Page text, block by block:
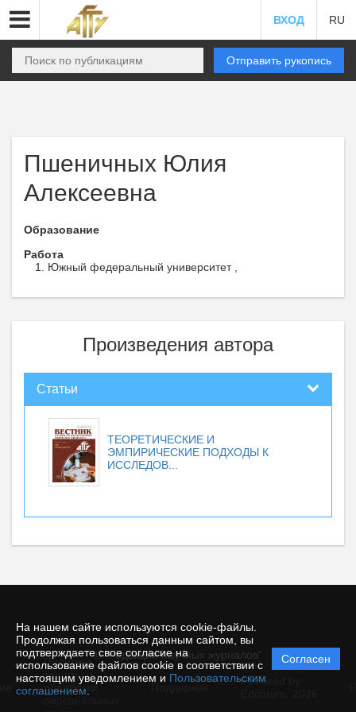
На нашем сайте используются cookie-файлы.
Продолжая пользоваться данным сайтом, вы
подтверждаете свое согласие на
использование файлов cookie в соответствии с
настоящим уведомлением и Пользовательским
соглашением
Согласен
ВХОД RU
Отправить рукопись
Пшеничных Юлия
Алексеевна
Образование
Работа
Южный федеральный университет ,
Произведения автора
Статьи
ТЕОРЕТИЧЕСКИЕ И
ЭМПИРИЧЕСКИЕ ПОДХОДЫ К
ИССЛЕДОВ...
© "Редакция научных журналов"
Политика
защиты и
обработки
Powered by